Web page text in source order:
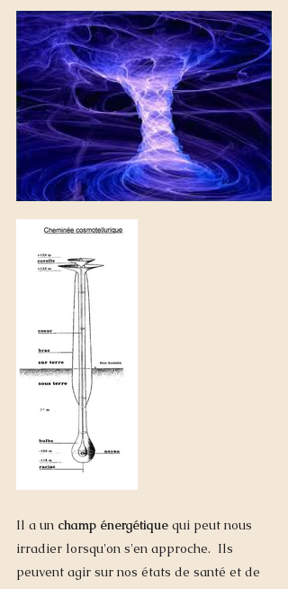
Il a un champ énergétique qui peut nous
irradier lorsqu'on s'en approche.  Ils
peuvent agir sur nos états de santé et de